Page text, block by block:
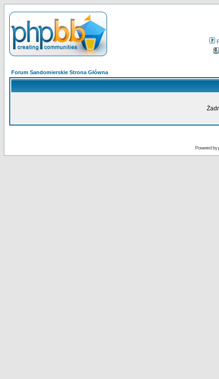
Forum Sandomierskie Strona Główna
Powered by